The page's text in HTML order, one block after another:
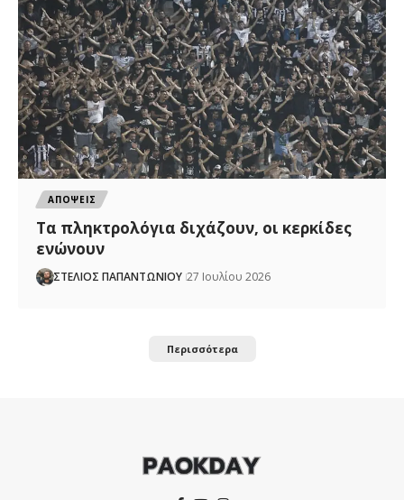
ΑΠΟΨΕΙΣ
Τα πληκτρολόγια διχάζουν, οι κερκίδες
ενώνουν
ΣΤΕΛΙΟΣ ΠΑΠΑΝΤΩΝΙΟΥ 27 Ιουλίου 2026
Περισσότερα